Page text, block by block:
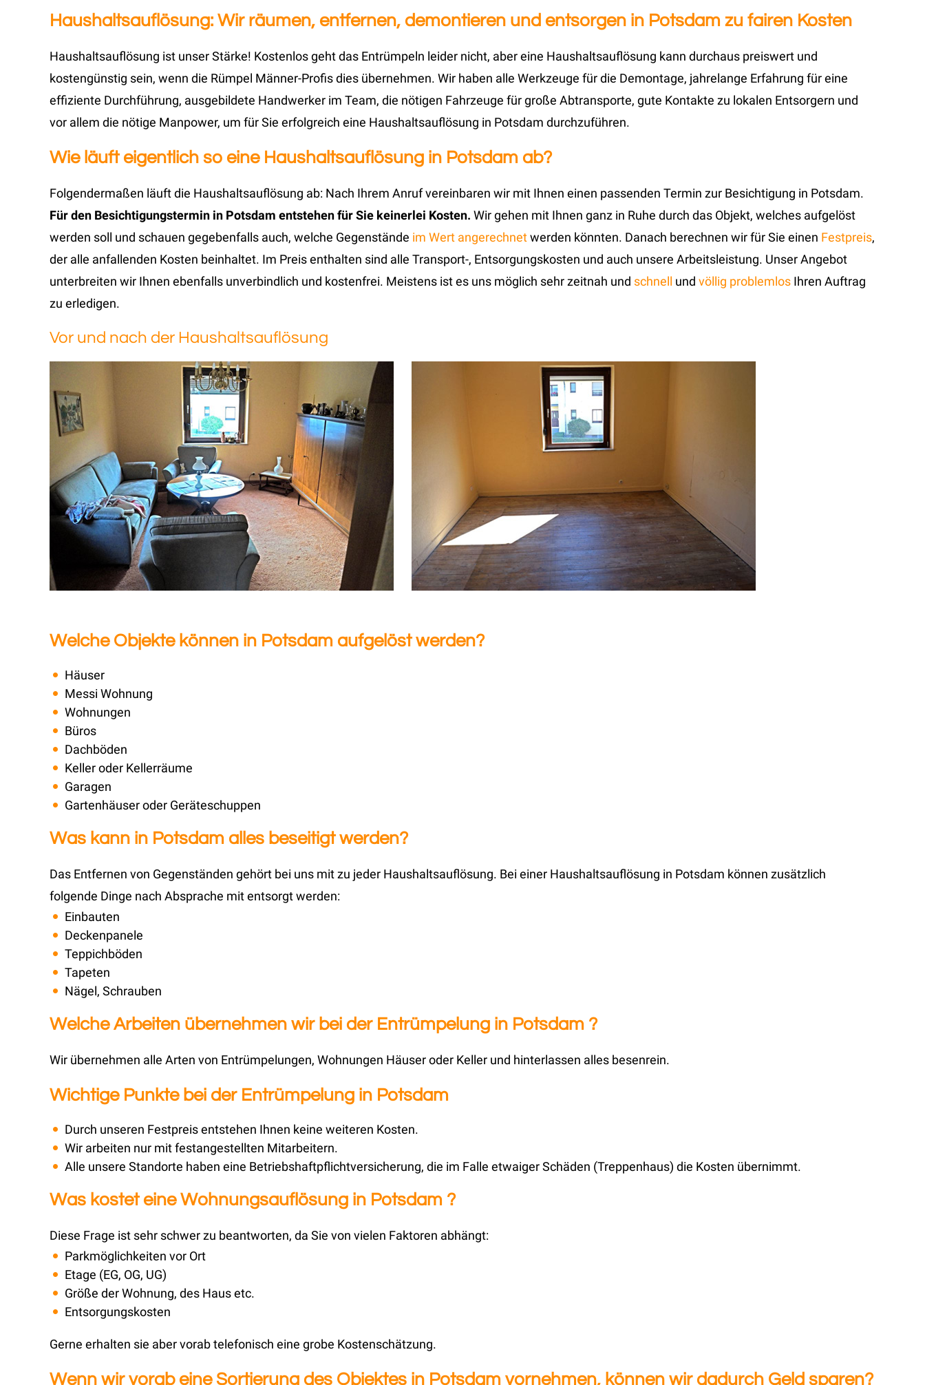
Haushaltsauflösung: Wir räumen, entfernen, demontieren und entsorgen in Potsdam zu fairen Kosten
Haushaltsauflösung ist unser Stärke! Kostenlos geht das Entrümpeln leider nicht, aber eine Haushaltsauflösung kann durchaus preiswert und
kostengünstig sein, wenn die Rümpel Männer-Profis dies übernehmen. Wir haben alle Werkzeuge für die Demontage, jahrelange Erfahrung für eine
effiziente Durchführung, ausgebildete Handwerker im Team, die nötigen Fahrzeuge für große Abtransporte, gute Kontakte zu lokalen Entsorgern und
vor allem die nötige Manpower, um für Sie erfolgreich eine Haushaltsauflösung in Potsdam durchzuführen.
Wie läuft eigentlich so eine Haushaltsauflösung in Potsdam ab?
Folgendermaßen läuft die Haushaltsauflösung ab: Nach Ihrem Anruf vereinbaren wir mit Ihnen einen passenden Termin zur Besichtigung in Potsdam.
Für den Besichtigungstermin in Potsdam entstehen für Sie keinerlei Kosten. Wir gehen mit Ihnen ganz in Ruhe durch das Objekt, welches aufgelöst
werden soll und schauen gegebenfalls auch, welche Gegenstände im Wert angerechnetwerden könnten. Danach berechnen wir für Sie einen Festpreis,
der alle anfallenden Kosten beinhaltet. Im Preis enthalten sind alle Transport-, Entsorgungskosten und auch unsere Arbeitsleistung. Unser Angebot
unterbreiten wir Ihnen ebenfalls unverbindlich und kostenfrei. Meistens ist es uns möglich sehr zeitnah und schnell und völlig problemlos Ihren Auftrag
zu erledigen.
Vor und nach der Haushaltsauflösung
Welche Objekte können in Potsdam aufgelöst werden?
Häuser
Messi Wohnung
Wohnungen
Büros
Dachböden
Keller oder Kellerräume
Garagen
Gartenhäuser oder Geräteschuppen
Was kann in Potsdam alles beseitigt werden?
Das Entfernen von Gegenständen gehört bei uns mit zu jeder Haushaltsauflösung. Bei einer Haushaltsauflösung in Potsdam können zusätzlich
folgende Dinge nach Absprache mit entsorgt werden:
Einbauten
Deckenpanele
Teppichböden
Tapeten
Nägel, Schrauben
Welche Arbeiten übernehmen wir bei der Entrümpelung in Potsdam ?
Wir übernehmen alle Arten von Entrümpelungen, Wohnungen Häuser oder Keller und hinterlassen alles besenrein.
Wichtige Punkte bei der Entrümpelung in Potsdam
Durch unseren Festpreis entstehen Ihnen keine weiteren Kosten.
Wir arbeiten nur mit festangestellten Mitarbeitern.
Alle unsere Standorte haben eine Betriebshaftpflichtversicherung, die im Falle etwaiger Schäden (Treppenhaus) die Kosten übernimmt.
Was kostet eine Wohnungsauflösung in Potsdam ?
Diese Frage ist sehr schwer zu beantworten, da Sie von vielen Faktoren abhängt:
Parkmöglichkeiten vor Ort
Etage (EG, OG, UG)
Größe der Wohnung, des Haus etc.
Entsorgungskosten
Gerne erhalten sie aber vorab telefonisch eine grobe Kostenschätzung.
Wenn wir vorab eine Sortierung des Objektes in Potsdam vornehmen, können wir dadurch Geld sparen?